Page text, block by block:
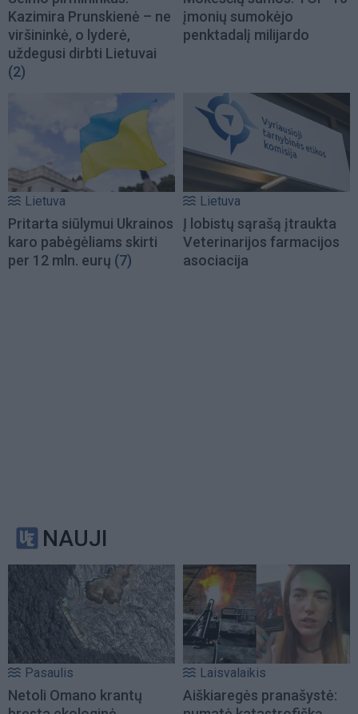
Kazimira Prunskienė – ne
viršininkė, o lyderė,
uždegusi dirbti Lietuvai
(2)
įmonių sumokėjo
penktadalį milijardo
Lietuva
Pritarta siūlymui Ukrainos
karo pabėgėliams skirti
per 12 mln. eurų (7)
Lietuva
Į lobistų sąrašą įtraukta
Veterinarijos farmacijos
asociacija
NAUJI
Pasaulis
Netoli Omano krantų
Laisvalaikis
Aiškiaregės pranašystė: